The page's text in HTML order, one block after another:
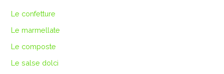
Le confetture
Le marmellate
Le composte
Le salse dolci